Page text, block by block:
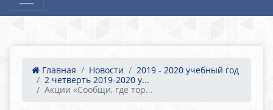
Главная Новости
2019 - 2020 учебный год
2 четверть 2019-2020 у...
Акции «Сообщи, где тор...